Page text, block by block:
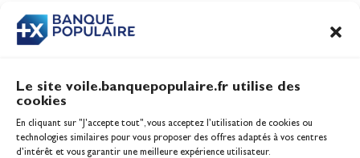
Le site voile.banquepopulaire.fr utilise des
cookies
En cliquant sur "J'accepte tout", vous acceptez l’utilisation de cookies ou
technologies similaires pour vous proposer des offres adaptés à vos centres
d’intérêt et vous garantir une meilleure expérience utilisateur.
CONTENU
Inscription serveur média
Contact